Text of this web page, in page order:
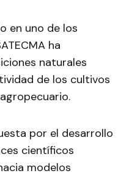
en uno de los
ha
naturales
de los cultivos
por el desarrollo
científicos
modelos